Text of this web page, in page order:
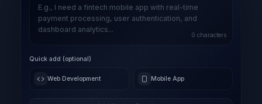
0 characters
Quick add (optional)
Web Development Mobile App